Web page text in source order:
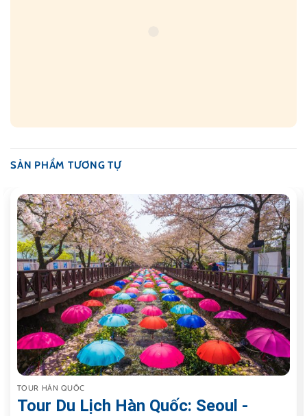
SẢN PHẨM TƯƠNG TỰ
TOUR HÀN QUỐC
Tour Du Lịch Hàn Quốc: Seoul -